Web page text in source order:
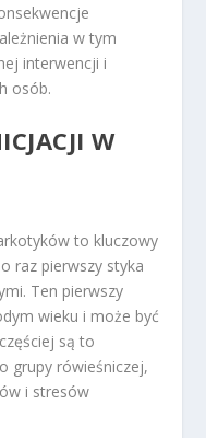
w tym
interwencji i
osób.
W
to kluczowy
raz pierwszy styka
Ten pierwszy
wieku i może być
są to
grupy rówieśniczej,
i stresów